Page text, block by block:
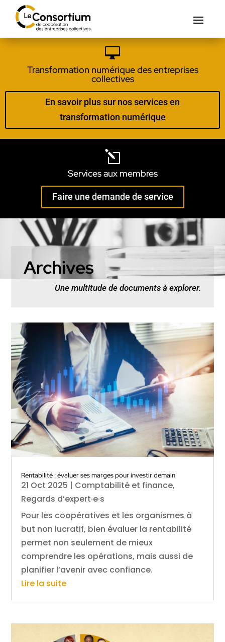

Transformation numérique des entreprises
collectives
En savoir plus sur nos services en
transformation numérique
l
Services aux membres
Faire une demande de service
Archives
Une multitude de documents à explorer.
Rentabilité : évaluer ses marges pour investir demain
21 Oct 2025 | Comptabilité et finance,
Regards d’expert·e·s
Pour les coopératives et les organismes à
but non lucratif, bien évaluer la rentabilité
permet non seulement de mieux
comprendre les opérations, mais aussi de
planifier l’avenir avec confiance.
Lire la suite